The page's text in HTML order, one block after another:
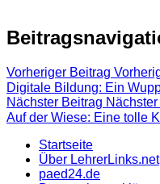
Vorheriger Beitrag
Digitale Bildung: Ein
Nächster Beitrag
Auf der Wiese: Eine tolle
Startseite
Über LehrerLinks.net
paed24.de